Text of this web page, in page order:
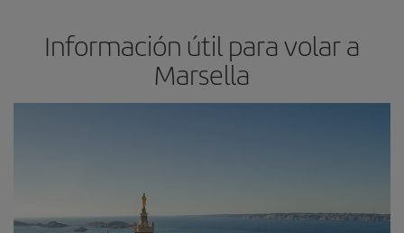
Información útil para volar a
Marsella